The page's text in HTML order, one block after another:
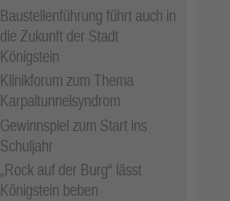
Baustellenführung führt auch in
die Zukunft der Stadt
Königstein
Klinikforum zum Thema
Karpaltunnelsyndrom
Gewinnspiel zum Start ins
Schuljahr
„Rock auf der Burg“ lässt
Königstein beben